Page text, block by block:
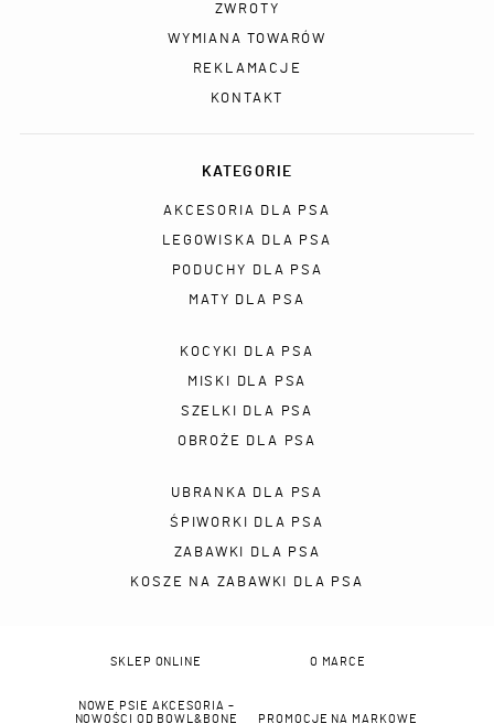
ZWROTY
WYMIANA TOWARÓW
REKLAMACJE
KONTAKT
KATEGORIE
AKCESORIA DLA PSA
LEGOWISKA DLA PSA
PODUCHY DLA PSA
MATY DLA PSA
KOCYKI DLA PSA
MISKI DLA PSA
SZELKI DLA PSA
OBROŻE DLA PSA
UBRANKA DLA PSA
ŚPIWORKI DLA PSA
ZABAWKI DLA PSA
KOSZE NA ZABAWKI DLA PSA
SKLEP ONLINE O MARCE
NOWE PSIE AKCESORIA –
NOWOŚCI OD BOWL&BONE
PROMOCJE NA MARKOWE